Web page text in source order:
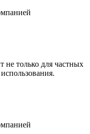
не только для частных